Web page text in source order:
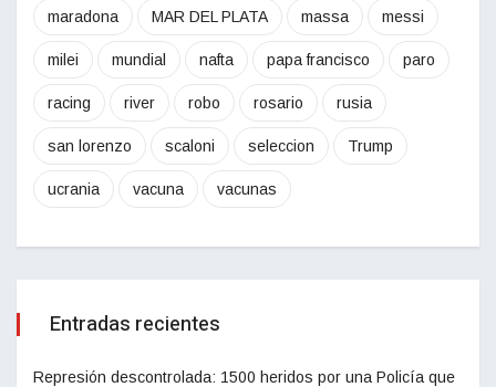
maradona MAR DEL PLATA massa messi
milei mundial nafta papa francisco paro
racing river robo rosario rusia
san lorenzo scaloni seleccion Trump
ucrania vacuna vacunas
Entradas recientes
Represión descontrolada: 1500 heridos por una Policía que